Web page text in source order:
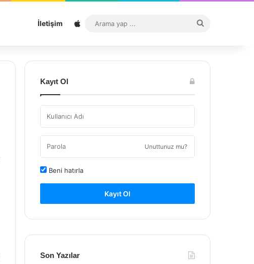
İletişim Sitemap
...
Kayıt Ol
Unuttunuz mu?
Beni hatırla
Kayıt Ol
Son Yazılar